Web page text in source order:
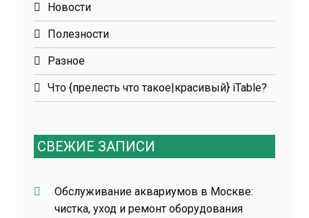
Новости
Полезности
Разное
Что {прелесть что такое|красивый} iTable?
СВЕЖИЕ ЗАПИСИ
Обслуживание аквариумов в Москве:
чистка, уход и ремонт оборудования